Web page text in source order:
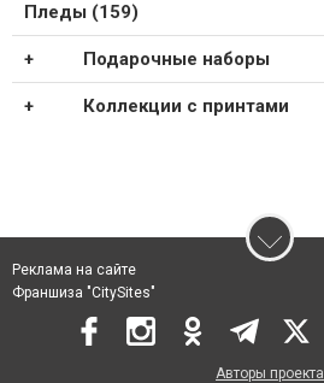
Пледы (159)
Подарочные наборы
Коллекции с принтами
Реклама на сайте
Франшиза "CitySites"
Авторы проекта